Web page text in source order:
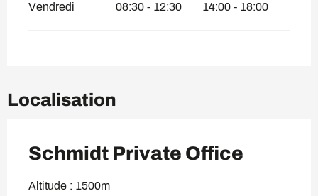
Vendredi 08:30 - 12:30 14:00 - 18:00
Localisation
Schmidt Private Office
Altitude : 1500m